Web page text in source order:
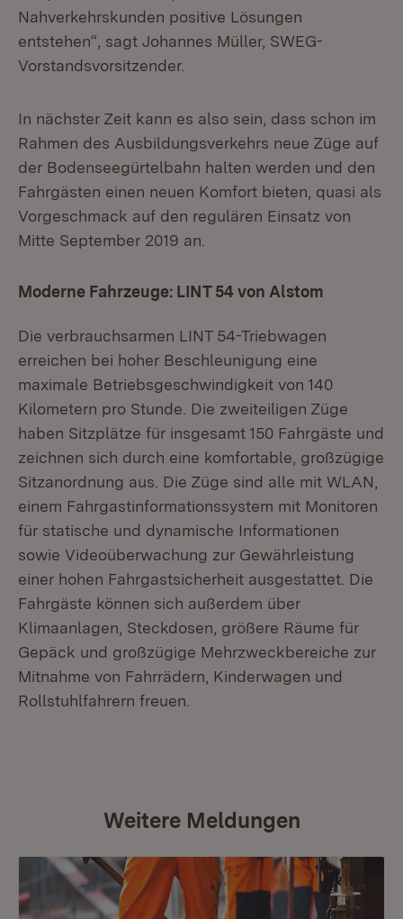
Nahverkehrskunden positive Lösungen
entstehen“, sagt Johannes Müller, SWEG-
Vorstandsvorsitzender.
In nächster Zeit kann es also sein, dass schon im
Rahmen des Ausbildungsverkehrs neue Züge auf
der Bodenseegürtelbahn halten werden und den
Fahrgästen einen neuen Komfort bieten, quasi als
Vorgeschmack auf den regulären Einsatz von
Mitte September 2019 an.
Moderne Fahrzeuge: LINT 54 von Alstom
Die verbrauchsarmen LINT 54-Triebwagen
erreichen bei hoher Beschleunigung eine
maximale Betriebsgeschwindigkeit von 140
Kilometern pro Stunde. Die zweiteiligen Züge
haben Sitzplätze für insgesamt 150 Fahrgäste und
zeichnen sich durch eine komfortable, großzügige
Sitzanordnung aus. Die Züge sind alle mit WLAN,
einem Fahrgastinformationssystem mit Monitoren
für statische und dynamische Informationen
sowie Videoüberwachung zur Gewährleistung
einer hohen Fahrgastsicherheit ausgestattet. Die
Fahrgäste können sich außerdem über
Klimaanlagen, Steckdosen, größere Räume für
Gepäck und großzügige Mehrzweckbereiche zur
Mitnahme von Fahrrädern, Kinderwagen und
Rollstuhlfahrern freuen.
Weitere Meldungen